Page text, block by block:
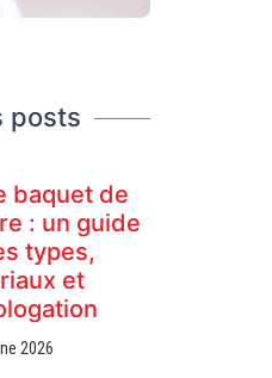
posts
baquet de
: un guide
types,
et
2026